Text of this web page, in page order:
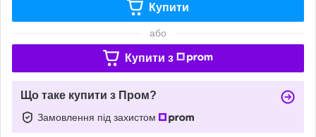
Купити
або
Купити з
Що таке купити з Пром?
Замовлення під захистом